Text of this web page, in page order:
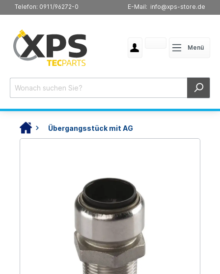
Telefon: 0911/96272-0 E-Mail: info@xps-store.de
Menü
Übergangsstück mit AG